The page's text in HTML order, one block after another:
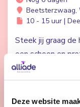
Deze website
Beetsterzwaag,
10 - 15 uur |
Steek jij graag de
een schoon en
welzijn van onze